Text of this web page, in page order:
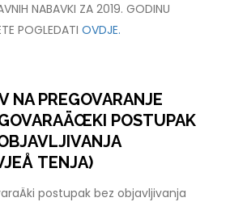
NABAVKI ZA 2019. GODINU
POGLEDATIOVDJE.
NA PREGOVARANJE
POSTUPAK
TENJA)
postupak bez objavljivanja